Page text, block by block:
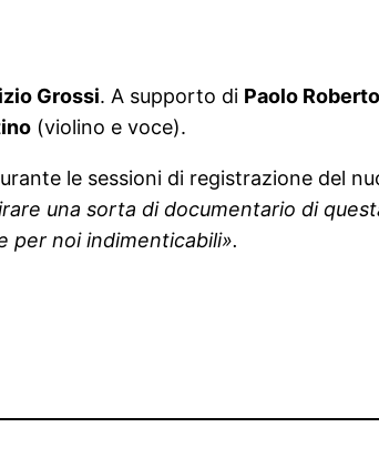
Grossi. A supporto di Paolo
(violino e voce).
le sessioni di registrazione del
una sorta di documentario di
per noi indimenticabili».